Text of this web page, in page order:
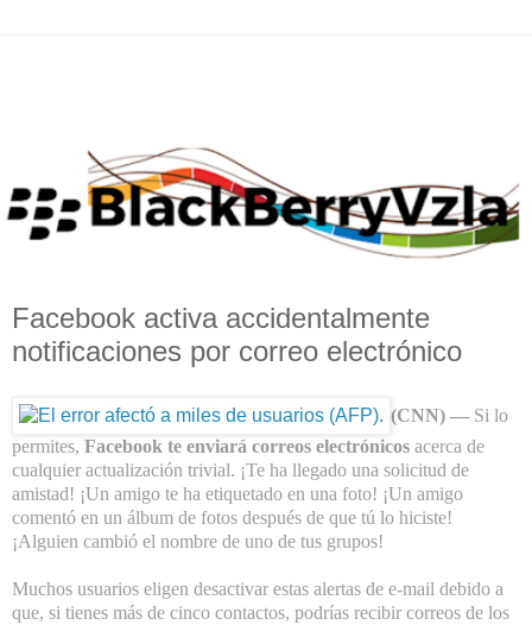
Facebook activa accidentalmente
notificaciones por correo electrónico
(CNN) — Si lo
permites, Facebook te enviará correos electrónicos acerca de
cualquier actualización trivial. ¡Te ha llegado una solicitud de
amistad! ¡Un amigo te ha etiquetado en una foto! ¡Un amigo
comentó en un álbum de fotos después de que tú lo hiciste!
¡Alguien cambió el nombre de uno de tus grupos!
Muchos usuarios eligen desactivar estas alertas de e-mail debido a
que, si tienes más de cinco contactos, podrías recibir correos de los